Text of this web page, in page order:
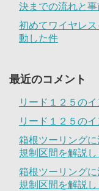
決までの流れと
初めてワイヤレ
動した件
最近のコメント
リード１２５の
リード１２５の
箱根ツーリング
規制区間を解説し
箱根ツーリング
規制区間を解説し